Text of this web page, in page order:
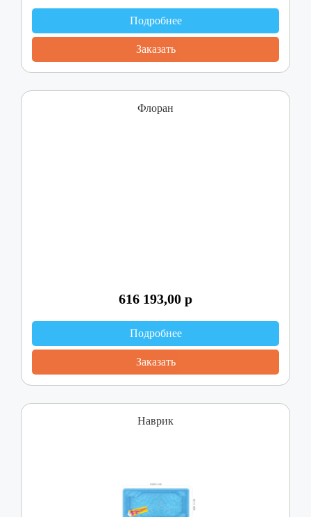
Подробнее
Заказать
Флоран
616 193,00 р
Подробнее
Заказать
Наврик